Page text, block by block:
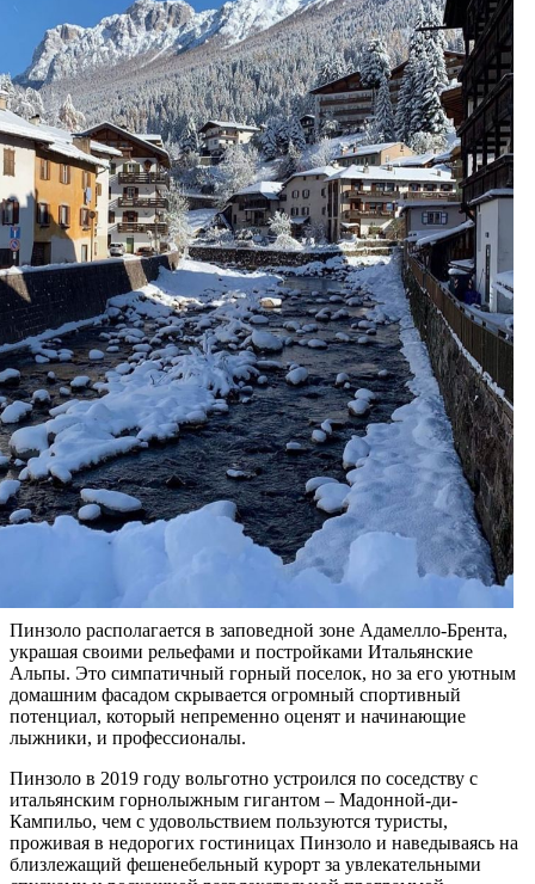
Пинзоло располагается в заповедной зоне Адамелло-Брента,
украшая своими рельефами и постройками Итальянские
Альпы. Это симпатичный горный поселок, но за его уютным
домашним фасадом скрывается огромный спортивный
потенциал, который непременно оценят и начинающие
лыжники, и профессионалы.
Пинзоло в 2019 году вольготно устроился по соседству с
итальянским горнолыжным гигантом – Мадонной-ди-
Кампильо, чем с удовольствием пользуются туристы,
проживая в недорогих гостиницах Пинзоло и наведываясь на
близлежащий фешенебельный курорт за увлекательными